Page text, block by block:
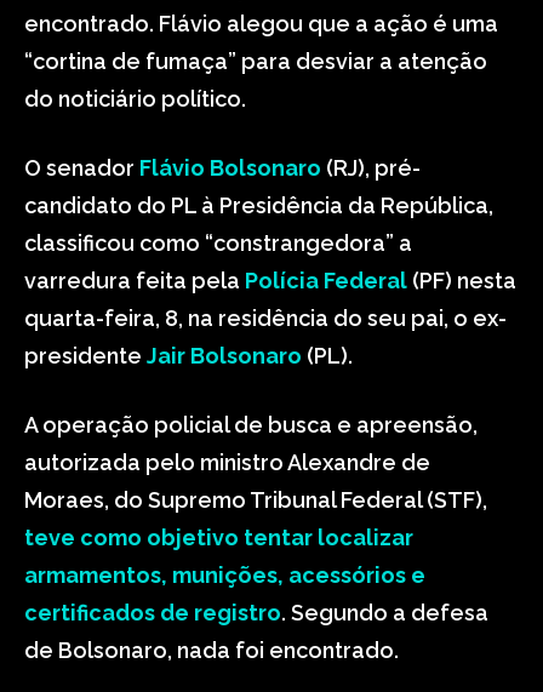
encontrado. Flávio alegou que a ação é uma
“cortina de fumaça” para desviar a atenção
do noticiário político.
O senador Flávio Bolsonaro (RJ), pré-
candidato do PL à Presidência da República,
classificou como “constrangedora” a
varredura feita pela Polícia Federal (PF) nesta
quarta-feira, 8, na residência do seu pai, o ex-
presidente Jair Bolsonaro (PL).
A operação policial de busca e apreensão,
autorizada pelo ministro Alexandre de
Moraes, do Supremo Tribunal Federal (STF),
teve como objetivo tentar localizar
armamentos, munições, acessórios e
certificados de registro. Segundo a defesa
de Bolsonaro, nada foi encontrado.